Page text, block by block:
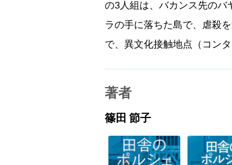
の3人組は、バカンス先のバ
ラの手に落ちた島で、虐殺
で、異文化接触地点（コン
著者
篠田 節子